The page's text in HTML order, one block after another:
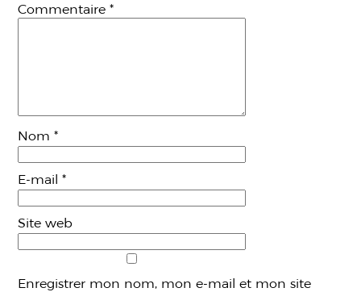
Commentaire*
Nom*
E-mail*
Site web
Enregistrer mon nom, mon e-mail et mon site